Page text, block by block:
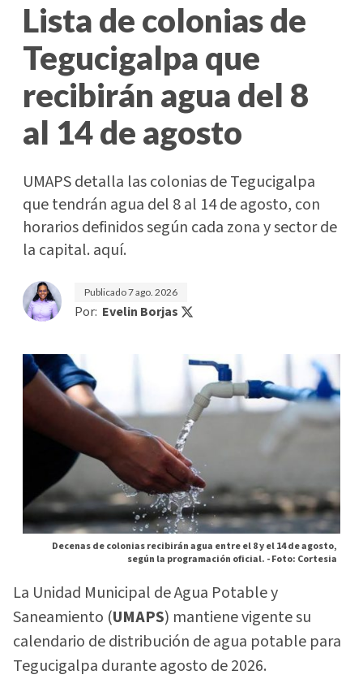
Lista de colonias de
Tegucigalpa que
recibirán agua del 8
al 14 de agosto
UMAPS detalla las colonias de Tegucigalpa
que tendrán agua del 8 al 14 de agosto, con
horarios definidos según cada zona y sector de
la capital. aquí.
Publicado7 ago. 2026
Por: Evelin Borjas
Decenas de colonias recibirán agua entre el 8 y el 14 de agosto,
según la programación oficial. -Foto: Cortesia
La Unidad Municipal de Agua Potable y
Saneamiento (UMAPS) mantiene vigente su
calendario de distribución de agua potable para
Tegucigalpa durante agosto de 2026.